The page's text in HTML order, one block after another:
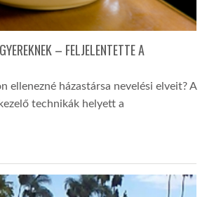
– FELJELENTETTE A
ellenezné házastársa nevelési elveit? A
technikák helyett a